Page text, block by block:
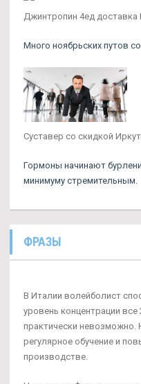
Джинтропин 4ед доставка
Много ноябрьских путов
Суставер со скидкой
Гормоны начинают
минимуму стремительным.
ФРАЗЫ
В Италии волейболист
уровень концентрации все
практически невозможно.
регулярное обучение и
производстве.